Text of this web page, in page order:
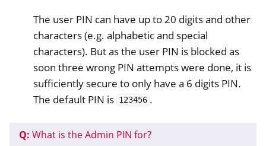
The user PIN can have up to 20 digits and other
characters (e.g. alphabetic and special
characters). But as the user PIN is blocked as
soon three wrong PIN attempts were done, it is
sufficiently secure to only have a 6 digits PIN.
The default PIN is 123456 .
Q: What is the Admin PIN for?